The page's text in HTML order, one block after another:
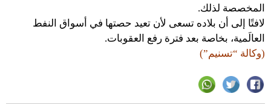
المخصصة لذلك.
لافتًا إلى أن بلاده تسعى لأن تعيد حصتها في أسواق النفط
العالَمية، بخاصة بعد فترة رفع العقوبات.
(وكالة “تسنيم”)